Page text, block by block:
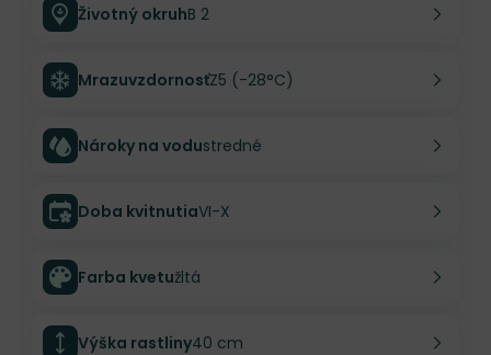
Životný okruhB 2
MrazuvzdornosťZ5 (-28°C)
Nároky na vodustredné
Doba kvitnutiaVI-X
Farba kvetužltá
Výška rastliny40 cm